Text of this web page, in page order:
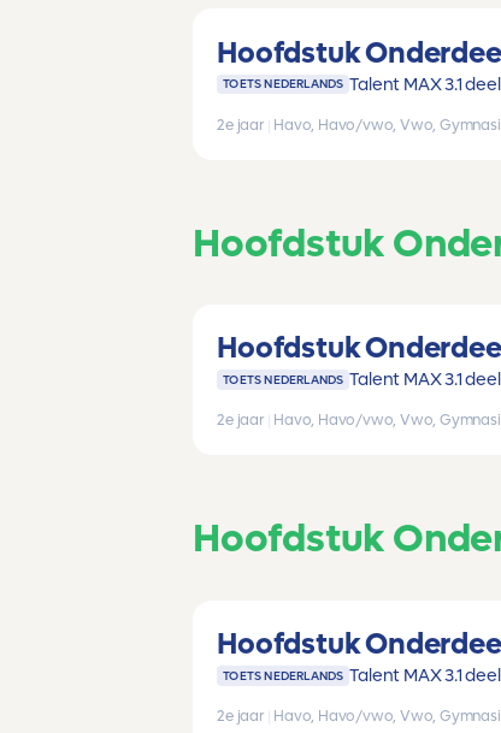
Hoofdstuk
TOETS NEDERLANDS Talent MAX 3.1
2e jaar Havo, Havo/vwo, Vwo,
Hoofdstuk
Hoofdstuk
TOETS NEDERLANDS Talent MAX 3.1
2e jaar Havo, Havo/vwo, Vwo,
Hoofdstuk
Hoofdstuk
TOETS NEDERLANDS Talent MAX 3.1
2e jaar Havo, Havo/vwo, Vwo,